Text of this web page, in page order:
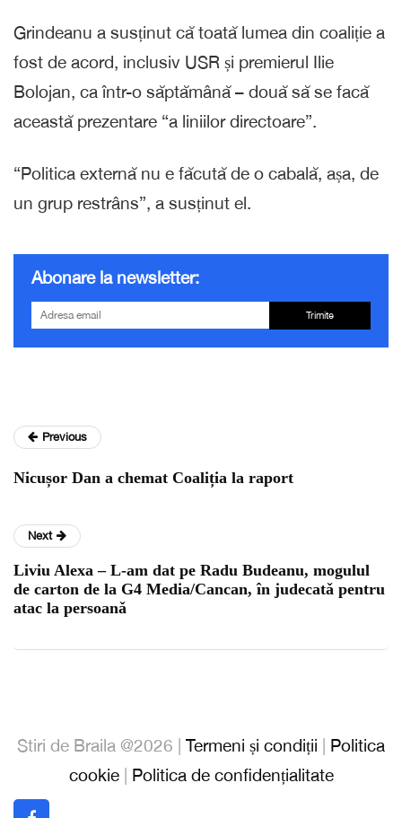
Grindeanu a susținut că toată lumea din coaliție a
fost de acord, inclusiv USR și premierul Ilie
Bolojan, ca într-o săptămână – două să se facă
această prezentare “a liniilor directoare”.
“Politica externă nu e făcută de o cabală, așa, de
un grup restrâns”, a susținut el.
Abonare la newsletter:
Trimite
Previous
Nicușor Dan a chemat Coaliția la raport
Next
Liviu Alexa – L-am dat pe Radu Budeanu, mogulul
de carton de la G4 Media/Cancan, în judecatǎ pentru
atac la persoanǎ
Stiri de Braila @2026 | Termeni și condiții | Politica
cookie| Politica de confidențialitate